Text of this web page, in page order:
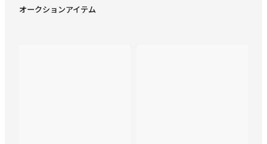
オークションアイテム